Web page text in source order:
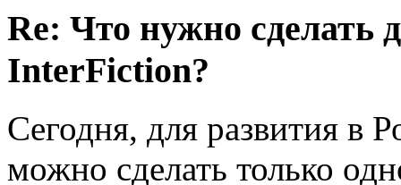
Re: Что нужно сделать
InterFiction?
Сегодня, для развития в
можно сделать только